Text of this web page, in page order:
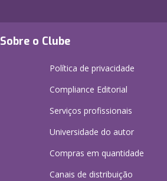
Sobre o Clube
Política de privacidade
Compliance Editorial
Serviços profissionais
Universidade do autor
Compras em quantidade
Canais de distribuição